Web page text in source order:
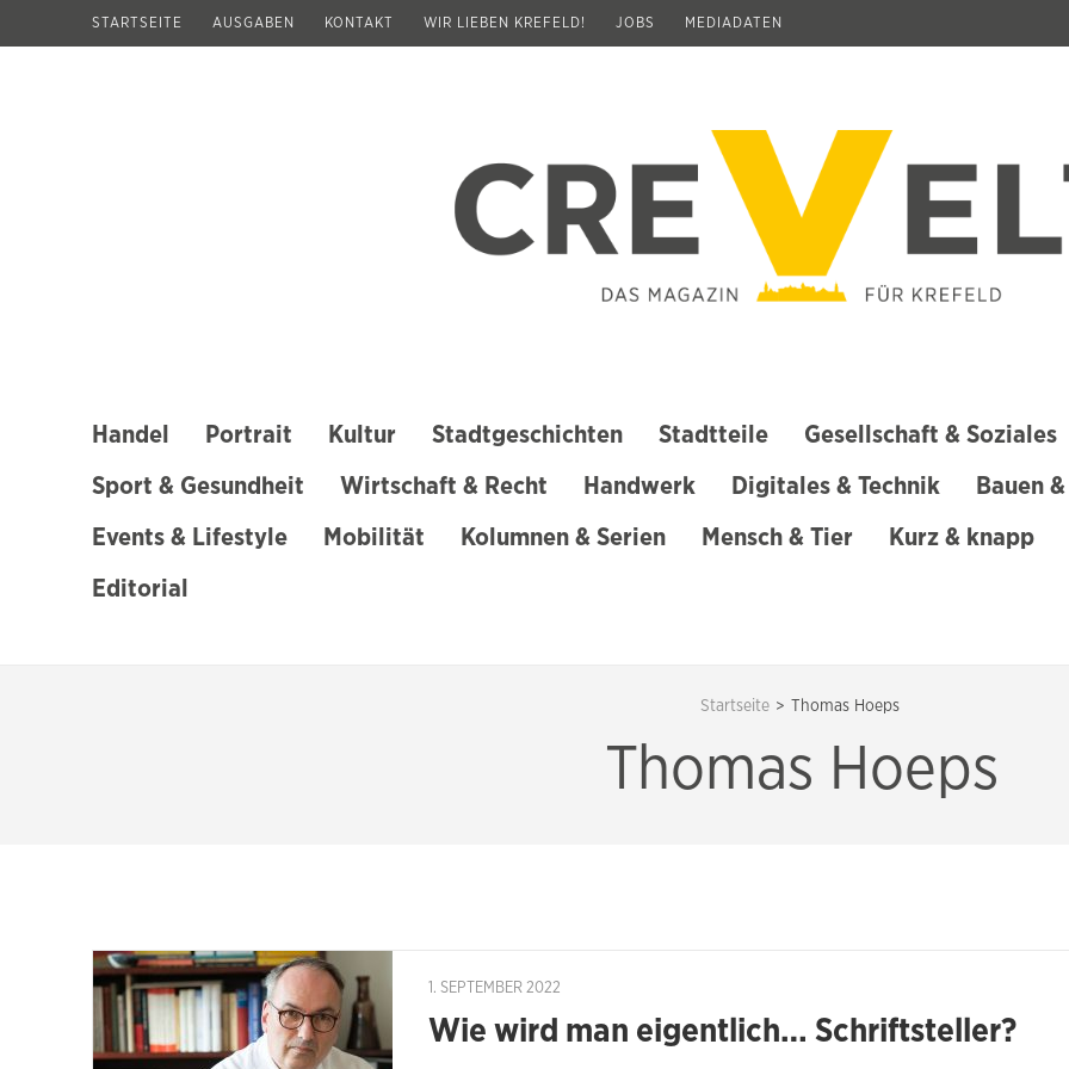
STARTSEITE AUSGABEN KONTAKT WIR LIEBEN KREFELD! JOBS MEDIADATEN
Handel Portrait Kultur Stadtgeschichten Stadtteile Gesellschaft & Soziales
Sport & Gesundheit Wirtschaft & Recht Handwerk Digitales & Technik Bauen
Events & Lifestyle Mobilität Kolumnen & Serien Mensch & Tier Kurz & knapp
Editorial
Startseite > Thomas Hoeps
Thomas Hoeps
1. SEPTEMBER 2022
Wie wird man eigentlich… Schriftsteller?